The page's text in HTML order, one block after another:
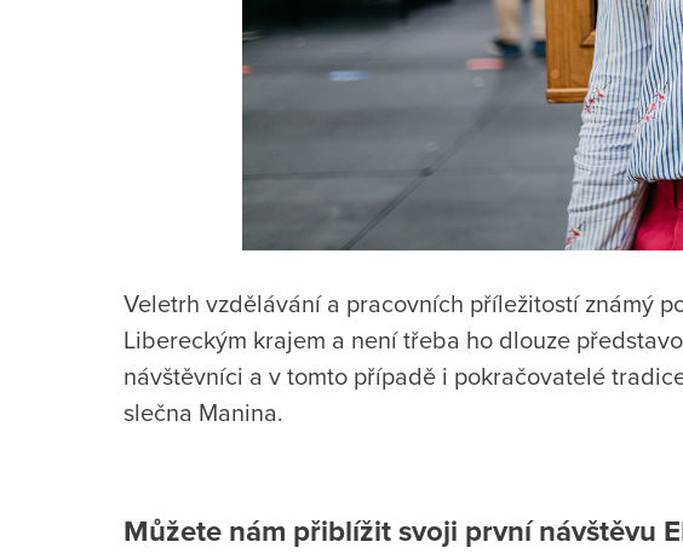
Veletrh vzdělávání a pracovních příležitostí známý
Libereckým krajem a není třeba ho dlouze
návštěvníci a v tomto případě i pokračovatelé
slečna Manina.
Můžete nám přiblížit svoji první návštěvu